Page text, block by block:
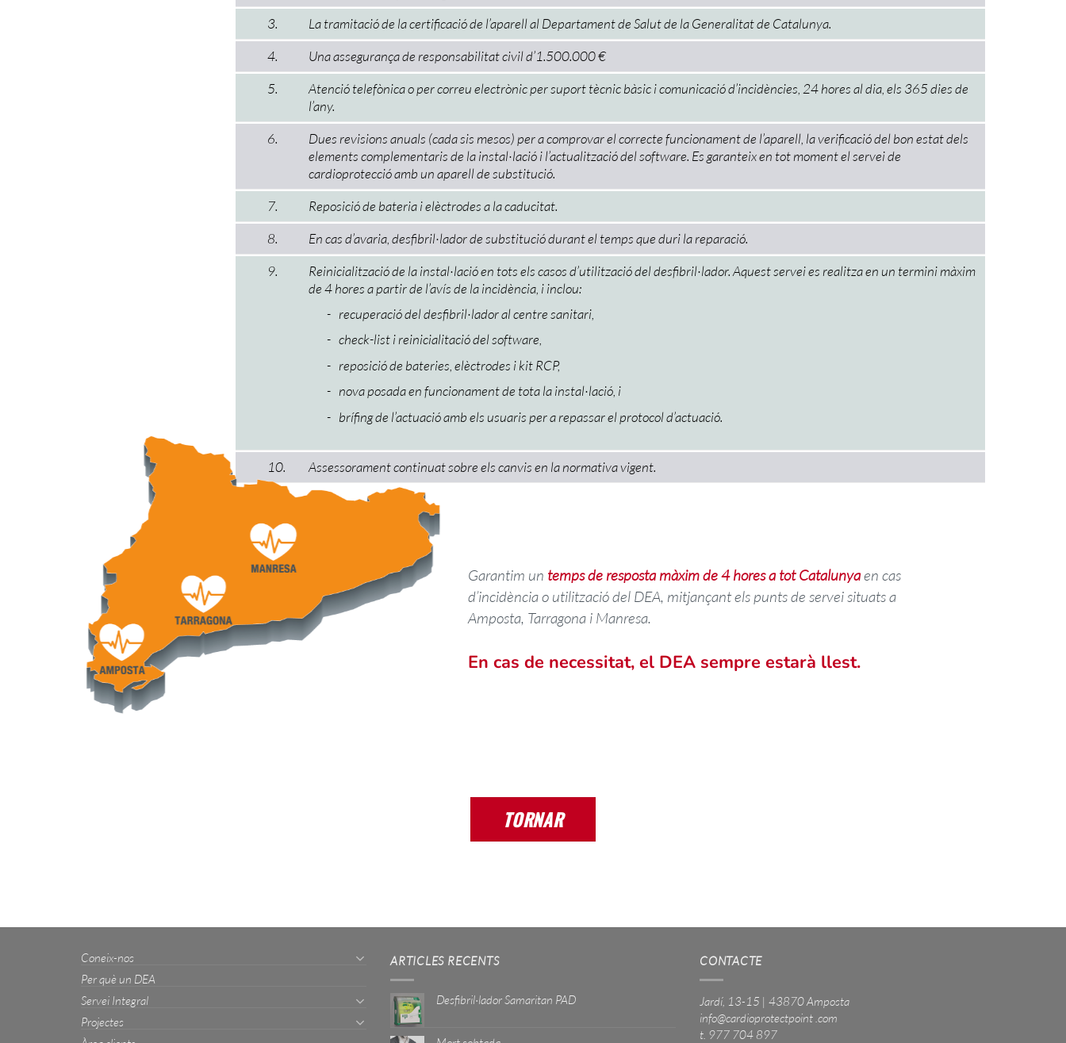
3.
La tramitació de la certificació de l’aparell al Departament de Salut de la Generalitat de Catalunya.
4.
Una assegurança de responsabilitat civil d’1.500.000 €
5.
Atenció telefònica o per correu electrònic per suport tècnic bàsic i comunicació d’incidències, 24 hores al dia, els 365 dies de
l’any.
6.
Dues revisions anuals (cada sis mesos) per a comprovar el correcte funcionament de l’aparell, la verificació del bon estat dels
elements complementaris de la instal·lació i l’actualització del software. Es garanteix en tot moment el servei de
cardioprotecció amb un aparell de substitució.
7.
Reposició de bateria i elèctrodes a la caducitat.
8.
En cas d’avaria, desfibril·lador de substitució durant el temps que duri la reparació.
9.
Reinicialització de la instal·lació en tots els casos d’utilització del desfibril·lador. Aquest servei es realitza en un termini màxim
de 4 hores a partir de l’avís de la incidència, i inclou:
recuperació del desfibril·lador al centre sanitari,
check-list i reinicialitació del software,
reposició de bateries, elèctrodes i kit RCP,
nova posada en funcionament de tota la instal·lació, i
brífing de l’actuació amb els usuaris per a repassar el protocol d’actuació.
10. Assessorament continuat sobre els canvis en la normativa vigent.
Garantim un temps de resposta màxim de 4 hores a tot Catalunyaen cas
d’incidència o utilització del DEA, mitjançant els punts de servei situats a
Amposta, Tarragona i Manresa.
En cas de necessitat, el DEA sempre estarà llest.
TORNAR
Coneix-nos
Per què un DEA
Servei Integral
Projectes
ARTICLES RECENTS
Desfibril·lador Samaritan PAD
CONTACTE
Jardí, 13-15 | 43870 Amposta
info@cardioprotectpoint .com
t. 977 704 897